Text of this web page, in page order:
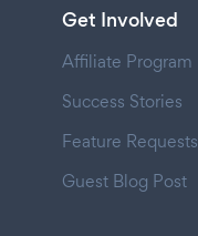
Get Involved
Affiliate Program
Success Stories
Feature Requests
Guest Blog Post